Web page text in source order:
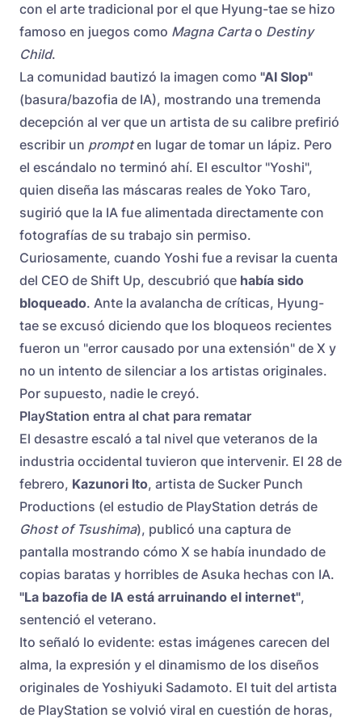
con el arte tradicional por el que Hyung-tae se hizo
famoso en juegos como Magna Cartao Destiny
Child.
La comunidad bautizó la imagen como "AI Slop"
(basura/bazofia de IA), mostrando una tremenda
decepción al ver que un artista de su calibre prefirió
escribir un prompten lugar de tomar un lápiz. Pero
el escándalo no terminó ahí. El escultor "Yoshi",
quien diseña las máscaras reales de Yoko Taro,
sugirió que la IA fue alimentada directamente con
fotografías de su trabajo sin permiso.
Curiosamente, cuando Yoshi fue a revisar la cuenta
del CEO de Shift Up, descubrió que había sido
bloqueado. Ante la avalancha de críticas, Hyung-
tae se excusó diciendo que los bloqueos recientes
fueron un "error causado por una extensión" de X y
no un intento de silenciar a los artistas originales.
Por supuesto, nadie le creyó.
PlayStation entra al chat para rematar
El desastre escaló a tal nivel que veteranos de la
industria occidental tuvieron que intervenir. El 28 de
febrero, Kazunori Ito, artista de Sucker Punch
Productions (el estudio de PlayStation detrás de
Ghost of Tsushima), publicó una captura de
pantalla mostrando cómo X se había inundado de
copias baratas y horribles de Asuka hechas con IA.
"La bazofia de IA está arruinando el internet",
sentenció el veterano.
Ito señaló lo evidente: estas imágenes carecen del
alma, la expresión y el dinamismo de los diseños
originales de Yoshiyuki Sadamoto. El tuit del artista
de PlayStation se volvió viral en cuestión de horas,